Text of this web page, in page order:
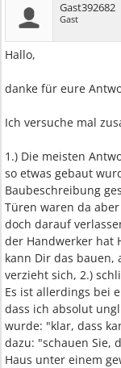
Gast392682
Gast
Hallo,
danke für eure
Ich versuche mal
1.) Die meisten
so etwas gebaut
Baubeschreibung
Türen waren da
doch darauf
der Handwerker hat
kann Dir das bauen,
verzieht sich, 2.)
Es ist allerdings bei
dass ich absolut
wurde: "klar, dass
dazu: "schauen Sie,
Haus unter einem